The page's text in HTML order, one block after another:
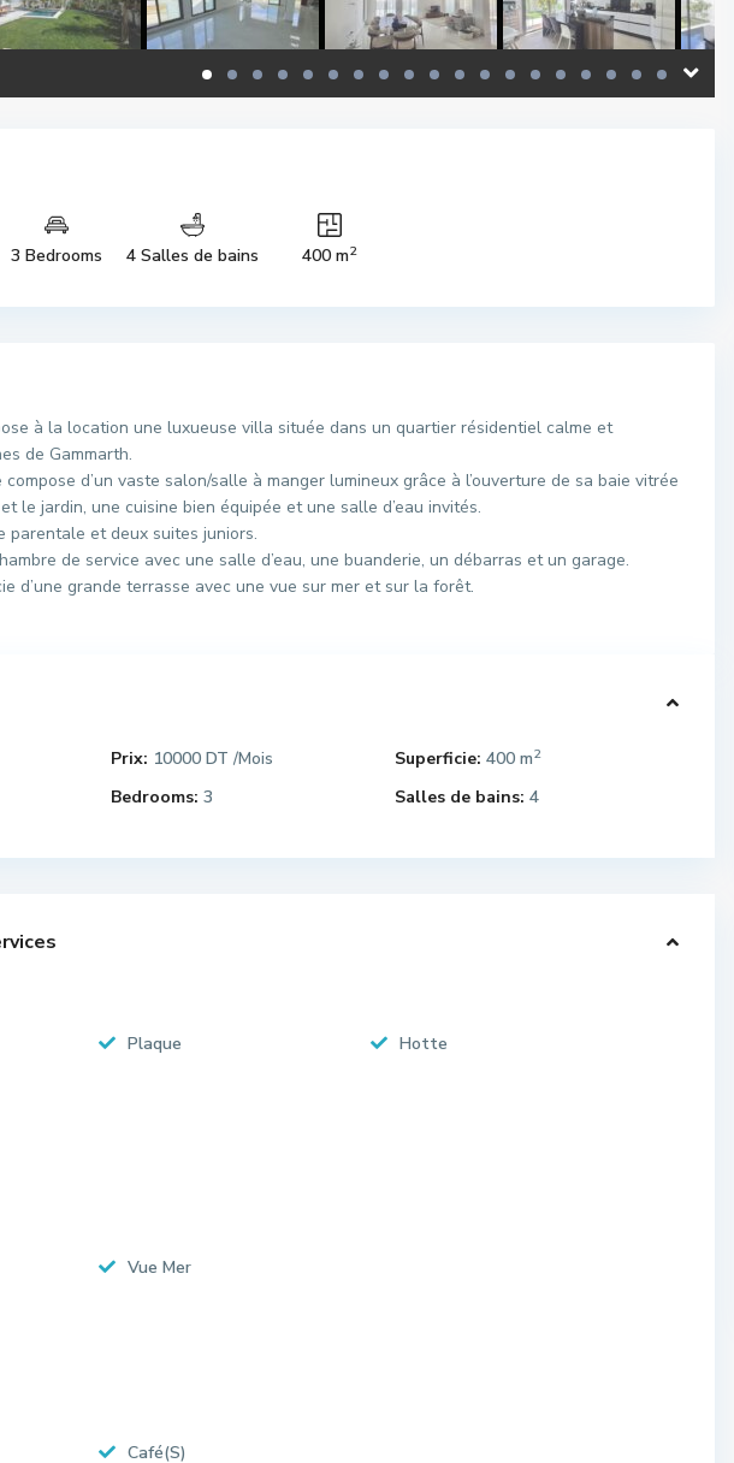
3 Bedrooms 4 Salles de bains 400 m2
à la location une luxueuse villa située dans un quartier résidentiel calme et
de Gammarth.
d’un vaste salon/salle à manger lumineux grâce à l’ouverture de sa baie vitrée
le jardin, une cuisine bien équipée et une salle d’eau invités.
parentale et deux suites juniors.
de service avec une salle d’eau, une buanderie, un débarras et un garage.
d’une grande terrasse avec une vue sur mer et sur la forêt.
Prix: 10000 DT /Mois Superficie: 400 m2
Bedrooms: 3 Salles de bains: 4
Plaque
Hotte
Vue Mer
Café(S)